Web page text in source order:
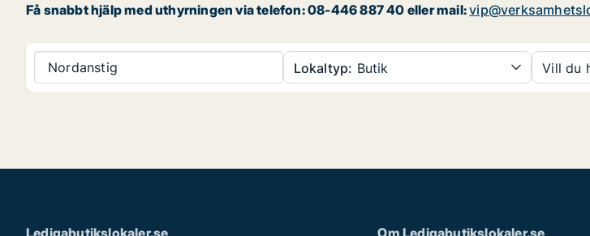
Få snabbt hjälp med uthyrningen via telefon: 08-446 887 40 eller mail:
Nordanstig Lokaltyp: Butik Vill du
Ledigabutikslokaler.se Om Ledigabutikslokaler.se